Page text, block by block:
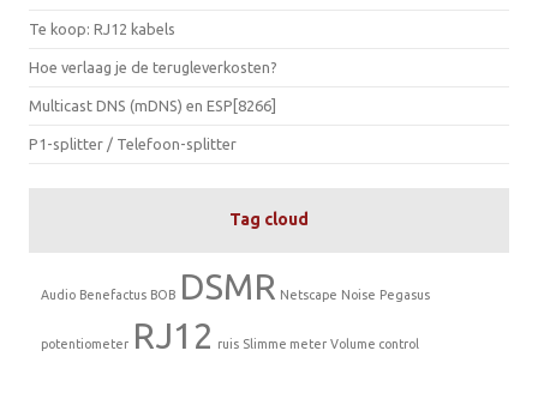
Te koop: RJ12 kabels
Hoe verlaag je de terugleverkosten?
Multicast DNS (mDNS) en ESP[8266]
P1-splitter / Telefoon-splitter
Tag cloud
Audio Benefactus BOB DSMR Netscape Noise Pegasus
potentiometer RJ12 ruis Slimme meter Volume control